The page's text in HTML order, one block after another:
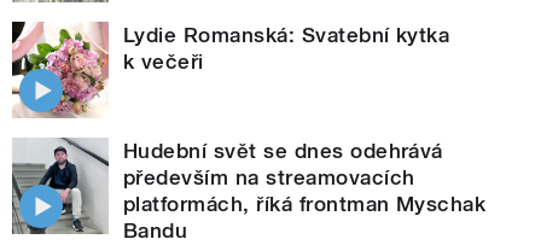
Lydie Romanská: Svatební kytka
k večeři
Hudební svět se dnes odehrává
především na streamovacích
platformách, říká frontman Myschak
Bandu